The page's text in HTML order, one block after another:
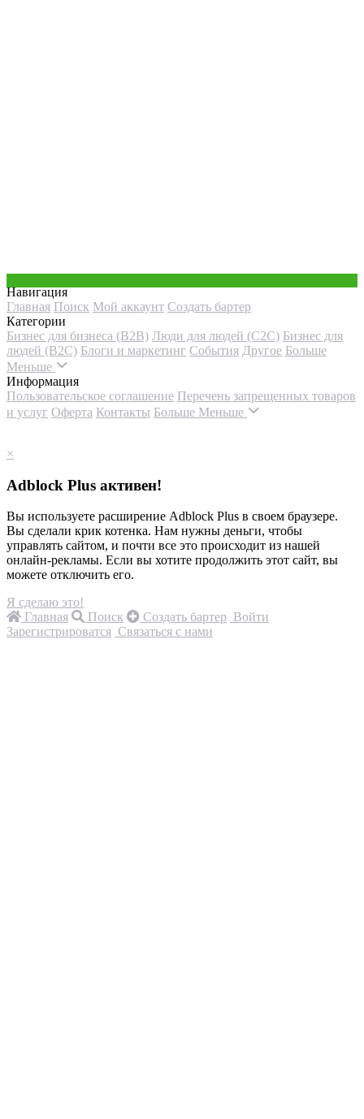
Навигация
Главная Поиск Мой аккаунт Создать бартер
Категории
Бизнес для бизнеса (B2B) Люди для людей (С2С) Бизнес для
людей (B2C) Блоги и маркетинг События Другое Больше
Меньше
Информация
Пользовательское соглашение Перечень запрещенных товаров
и услуг Оферта Контакты Больше Меньше
×
Adblock Plus активен!
Вы используете расширение Adblock Plus в своем браузере.
Вы сделали крик котенка. Нам нужны деньги, чтобы
управлять сайтом, и почти все это происходит из нашей
онлайн-рекламы. Если вы хотите продолжить этот сайт, вы
можете отключить его.
Я сделаю это!
Главная
Поиск Создать бартер Войти
Зарегистрироватся Связаться с нами